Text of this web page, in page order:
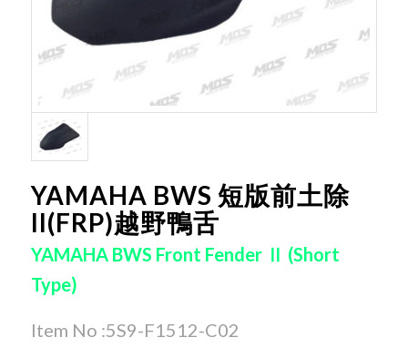
YAMAHA BWS 短版前土除
II(FRP)越野鴨舌
YAMAHA BWS Front Fender Ⅱ (Short
Type)
Item No :5S9-F1512-C02